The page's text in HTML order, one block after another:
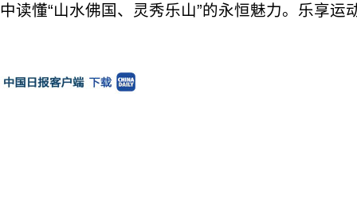
中读懂“山水佛国、灵秀乐山”的永恒魅力。乐享运